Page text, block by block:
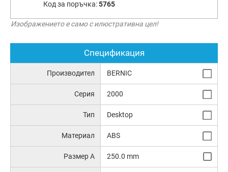
Код за поръчка:5765
Изображението е само с илюстративна цел!
Спецификация
Производител BERNIC
Серия 2000
Тип Desktop
Материал ABS
Размер A 250.0 mm